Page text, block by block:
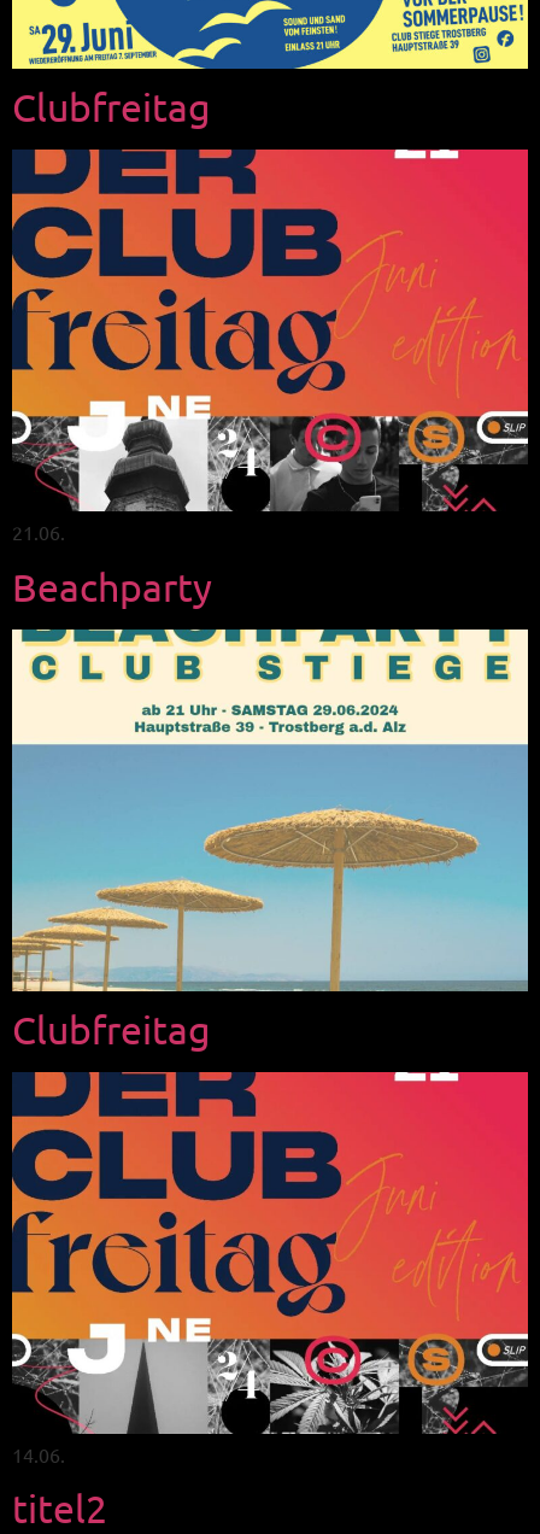
Clubfreitag
21.06.
Beachparty
Clubfreitag
14.06.
titel2